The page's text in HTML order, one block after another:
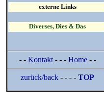
externe Links
Diverses, Dies & Das
- - Kontakt- - - Home- -
zurück/back - - - -TOP